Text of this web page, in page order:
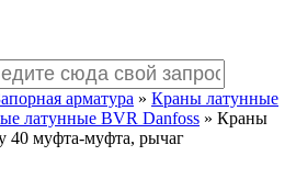
арматура » Краны латунные
латунные BVR Danfoss » Краны
40 муфта-муфта, рычаг